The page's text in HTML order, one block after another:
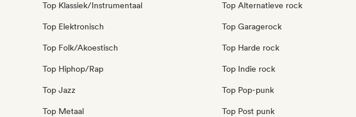
Top Klassiek/Instrumentaal
Top Elektronisch
Top Folk/Akoestisch
Top Hiphop/Rap
Top Jazz
Top Metaal
Top Alternatieve rock
Top Garagerock
Top Harde rock
Top Indie rock
Top Pop-punk
Top Post punk